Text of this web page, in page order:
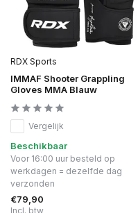
RDX Sports
IMMAF Shooter Grappling
Gloves MMA Blauw
Vergelijk
Beschikbaar
Voor 16:00 uur besteld op
werkdagen = dezelfde dag
verzonden
€79,90
Incl. btw